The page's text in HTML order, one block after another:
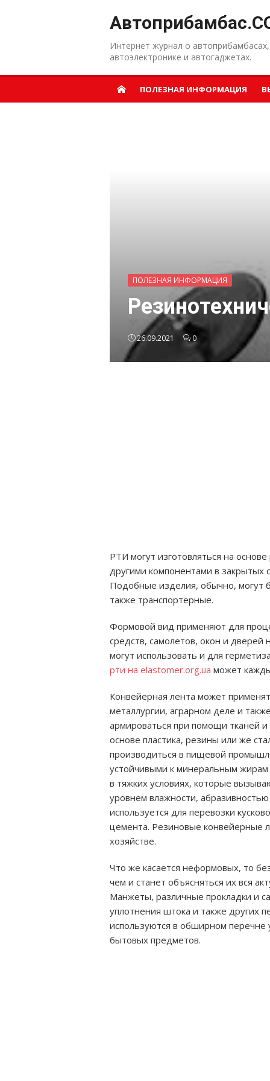
Интернет журнал о автоприбамбасах,
автоэлектронике и автогаджетах.
ПОЛЕЗНАЯ ИНФОРМАЦИЯ
ПОЛЕЗНАЯ ИНФОРМАЦИЯ
26.09.2021 0
РТИ могут изготовляться на
другими компонентами в закрытых
Подобные изделия, обычно, могут
также транспортерные.
Формовой вид применяют для
средств, самолетов, окон и
могут использовать и для
рти на elastomer.org.ua может
Конвейерная лента может
металлургии, аграрном деле и
армироваться при помощи тканей и
основе пластика, резины или же
производиться в пищевой
устойчивыми к минеральным
в тяжких условиях, которые
уровнем влажности,
используется для перевозки
цемента. Резиновые конвейерные
хозяйстве.
Что же касается неформовых, то
чем и станет объясняться их вся
Манжеты, различные прокладки и
уплотнения штока и также других
используются в обширном
бытовых предметов.